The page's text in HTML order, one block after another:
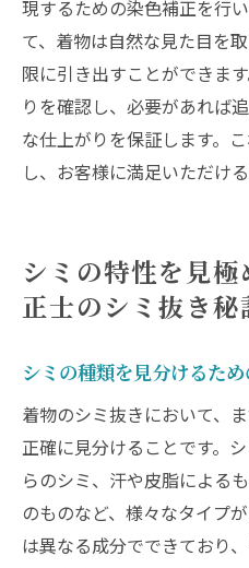
現するための染色補正を行
て、着物は自然な見た目を
限に引き出すことができま
りを確認し、必要があれば
な仕上がりを保証します。
し、お客様に満足いただけ
シミの特性を見
正士のシミ抜き秘
シミの種類を見分けるた
着物のシミ抜きにおいて、
正確に見分けることです。
らのシミ、汗や皮脂による
のものなど、様々なタイプ
は異なる成分でできており